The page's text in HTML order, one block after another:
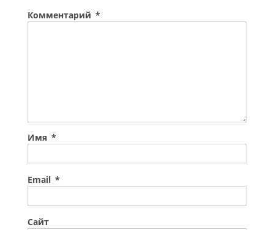
Комментарий *
Имя *
Email *
Сайт